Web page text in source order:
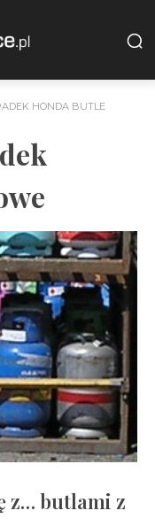
HONDA BUTLE
z… butlami z